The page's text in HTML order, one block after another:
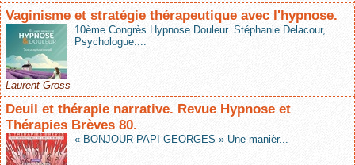
Vaginisme et stratégie thérapeutique avec l'hypnose.
10ème Congrès Hypnose Douleur. Stéphanie Delacour,
Psychologue....
Laurent Gross
Deuil et thérapie narrative. Revue Hypnose et
Thérapies Brèves 80.
« BONJOUR PAPI GEORGES » Une manièr...